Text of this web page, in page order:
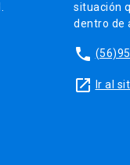
situación
dentro de
phone
launch Ir al